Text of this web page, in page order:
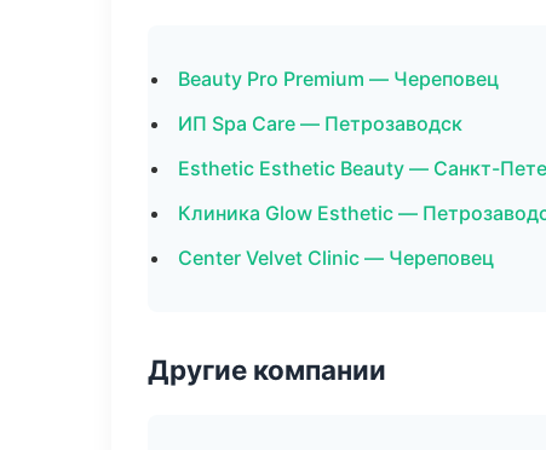
Beauty Pro Premium — Череповец
ИП Spa Care — Петрозаводск
Esthetic Esthetic Beauty — Санкт-
Клиника Glow Esthetic —
Center Velvet Clinic — Череповец
Другие компании